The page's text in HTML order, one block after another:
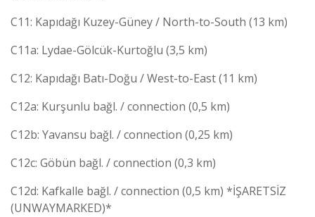
C11: Kapıdağı Kuzey-Güney / North-to-South (13 km)
C11a: Lydae-Gölcük-Kurtoğlu (3,5 km)
C12: Kapıdağı Batı-Doğu / West-to-East (11 km)
C12a: Kurşunlu bağl. / connection (0,5 km)
C12b: Yavansu bağl. / connection (0,25 km)
C12c: Göbün bağl. / connection (0,3 km)
C12d: Kafkalle bağl. / connection (0,5 km) *İŞARETSİZ
(UNWAYMARKED)*